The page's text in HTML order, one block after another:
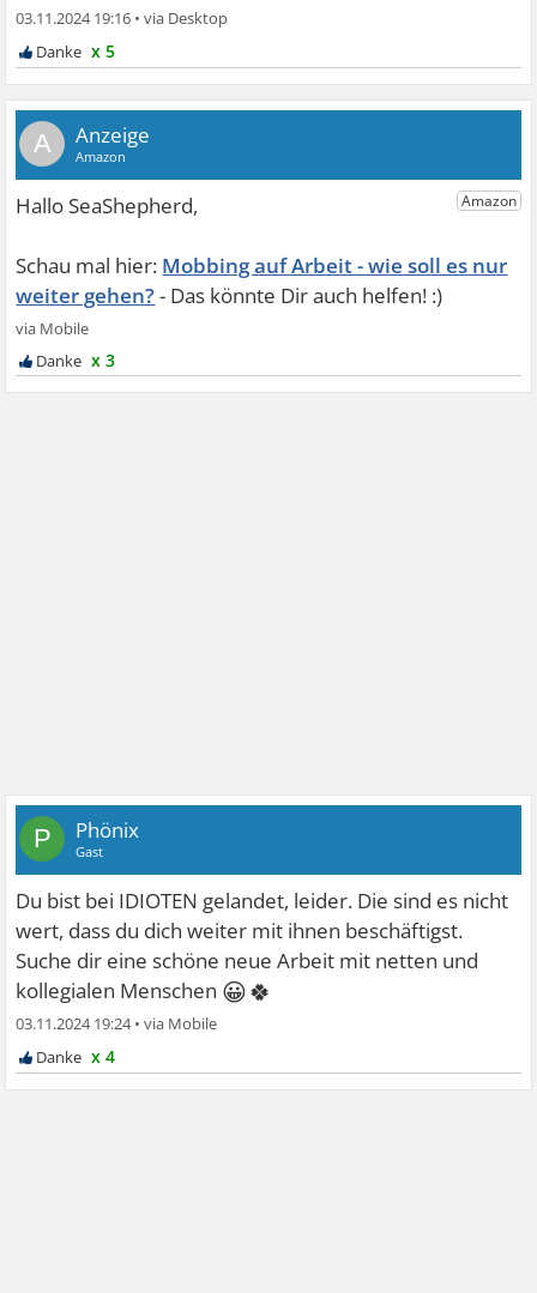
03.11.2024 19:16 •
x 5
A
Mobbing auf Arbeit - wie soll es nur
weiter gehen?
x 3
P Phönix
Gast
Du bist bei IDIOTEN gelandet, leider. Die sind es nicht
wert, dass du dich weiter mit ihnen beschäftigst.
Suche dir eine schöne neue Arbeit mit netten und
kollegialen Menschen 😀🍀
03.11.2024 19:24•
x 4